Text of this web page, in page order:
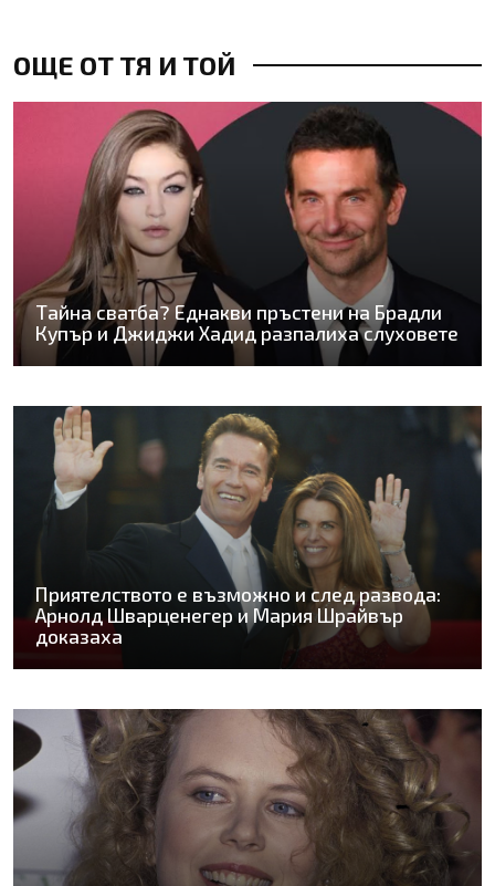
ОЩЕ ОТ ТЯ И ТОЙ
Тайна сватба? Еднакви пръстени на Брадли
Купър и Джиджи Хадид разпалиха слуховете
Приятелството е възможно и след развода:
Арнолд Шварценегер и Мария Шрайвър
доказаха